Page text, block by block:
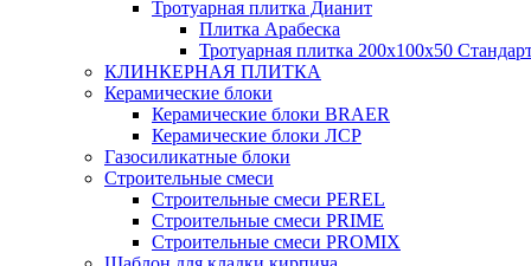
Тротуарная плитка Дианит
Плитка Арабеска
Тротуарная плитка 200х100х50
КЛИНКЕРНАЯ ПЛИТКА
Керамические блоки
Керамические блоки BRAER
Керамические блоки ЛСР
Газосиликатные блоки
Строительные смеси
Строительные смеси PEREL
Строительные смеси PRIME
Строительные смеси PROMIX